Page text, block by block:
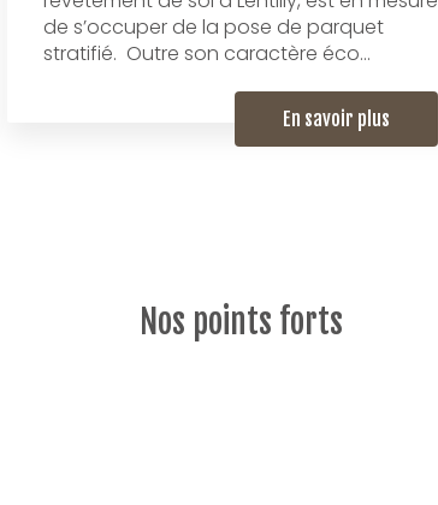
de s’occuper de la pose de parquet
stratifié. Outre son caractère éco...
En savoir plus
Nos points forts